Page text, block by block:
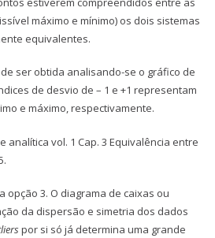
máximo e mínimo) os dois sistemas
equivalentes.
ser obtida analisando-se o gráfico de
de desvio de – 1 e +1 representam
e máximo, respectivamente.
analítica vol. 1 Cap. 3 Equivalência entre
opção 3. O diagrama de caixas ou
da dispersão e simetria dos dados
por si só já determina uma grande